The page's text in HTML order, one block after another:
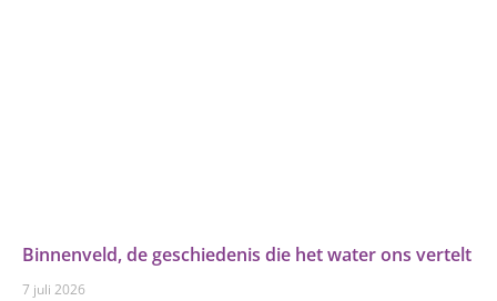
Binnenveld, de geschiedenis die het water ons vertelt
7 juli 2026